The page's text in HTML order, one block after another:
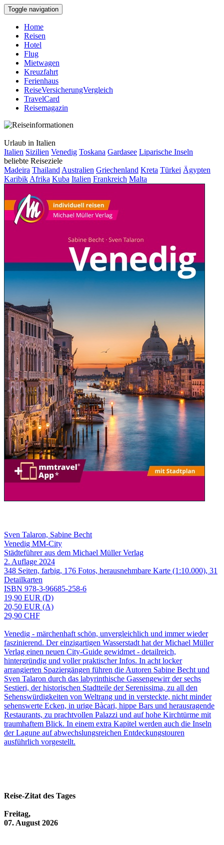
Toggle navigation
Home
Reisen
Hotel
Flug
Mietwagen
Kreuzfahrt
Ferienhaus
ReiseVersicherungVergleich
TravelCard
Reisemagazin
Urlaub in Italien
Italien Sizilien Venedig Toskana Gardasee Liparische Inseln
beliebte Reiseziele
Madeira Thailand Australien Griechenland Kreta Türkei Ägypten
Karibik Afrika Kuba Italien Frankreich Malta
Sven Talaron, Sabine Becht
Venedig MM-City
Städteführer aus dem Michael Müller Verlag
2. Auflage 2024
348 Seiten, farbig, 176 Fotos, herausnehmbare Karte (1:10.000), 31
Detailkarten
ISBN 978-3-96685-258-6
19,90 EUR (D)
20,50 EUR (A)
29,90 CHF
Venedig - märchenhaft schön, unvergleichlich und immer wieder
faszinierend. Der einzigartigen Wasserstadt hat der Michael Müller
Verlag einen neuen City-Guide gewidmet - detailreich,
hintergründig und voller praktischer Infos. In acht locker
arrangierten Spaziergängen führen die Autoren Sabine Becht und
Sven Talaron durch das labyrinthische Gassengewirr der sechs
Sestieri, der historischen Stadtteile der Serenissima, zu all den
Sehenswürdigkeiten von Weltrang und in versteckte, nicht minder
sehenswerte Ecken, in urige Bàcari, hippe Bars und herausragende
Restaurants, zu prachtvollen Palazzi und auf hohe Kirchtürme mit
traumhaftem Blick. In einem extra Kapitel werden auch die Inseln
der Lagune auf abwechslungsreichen Entdeckungstouren
ausführlich vorgestellt.
Reise-Zitat des Tages
Freitag,
07. August 2026